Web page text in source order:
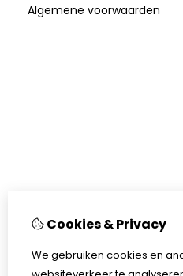
Algemene voorwaarden
Cookies & Privacy
We gebruiken cookies en